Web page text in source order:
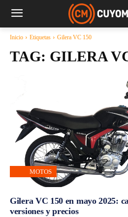
Inicio Etiquetas Gilera VC 150
TAG: GILERA
MOTOS
Gilera VC 150 en mayo 2025:
versiones y precios